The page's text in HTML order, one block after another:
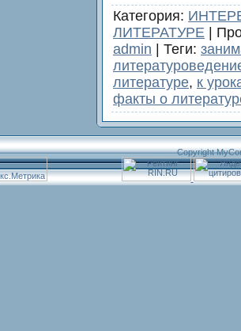
Категория:
ЛИТЕРАТУРЕ |
admin | Теги:
литературе, к
факты о
Copyright